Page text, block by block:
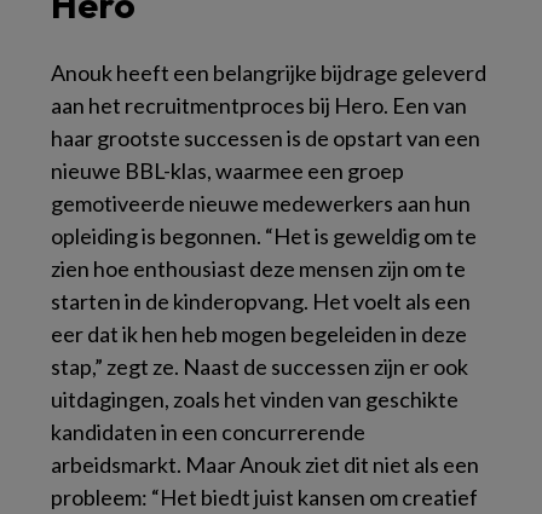
Anouk heeft een belangrijke bijdrage geleverd
aan het recruitmentproces bij Hero. Een van
haar grootste successen is de opstart van een
nieuwe BBL-klas, waarmee een groep
gemotiveerde nieuwe medewerkers aan hun
opleiding is begonnen. “Het is geweldig om te
zien hoe enthousiast deze mensen zijn om te
starten in de kinderopvang. Het voelt als een
eer dat ik hen heb mogen begeleiden in deze
stap,” zegt ze. Naast de successen zijn er ook
uitdagingen, zoals het vinden van geschikte
kandidaten in een concurrerende
arbeidsmarkt. Maar Anouk ziet dit niet als een
probleem: “Het biedt juist kansen om creatief